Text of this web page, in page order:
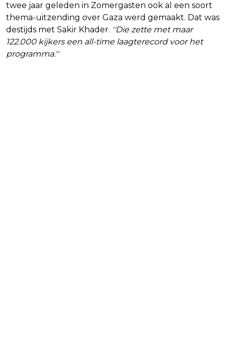
twee jaar geleden in Zomergasten ook al een soort
thema-uitzending over Gaza werd gemaakt. Dat was
destijds met Sakir Khader. ''Die zette met maar
122.000 kijkers een all-time laagterecord voor het
programma.''